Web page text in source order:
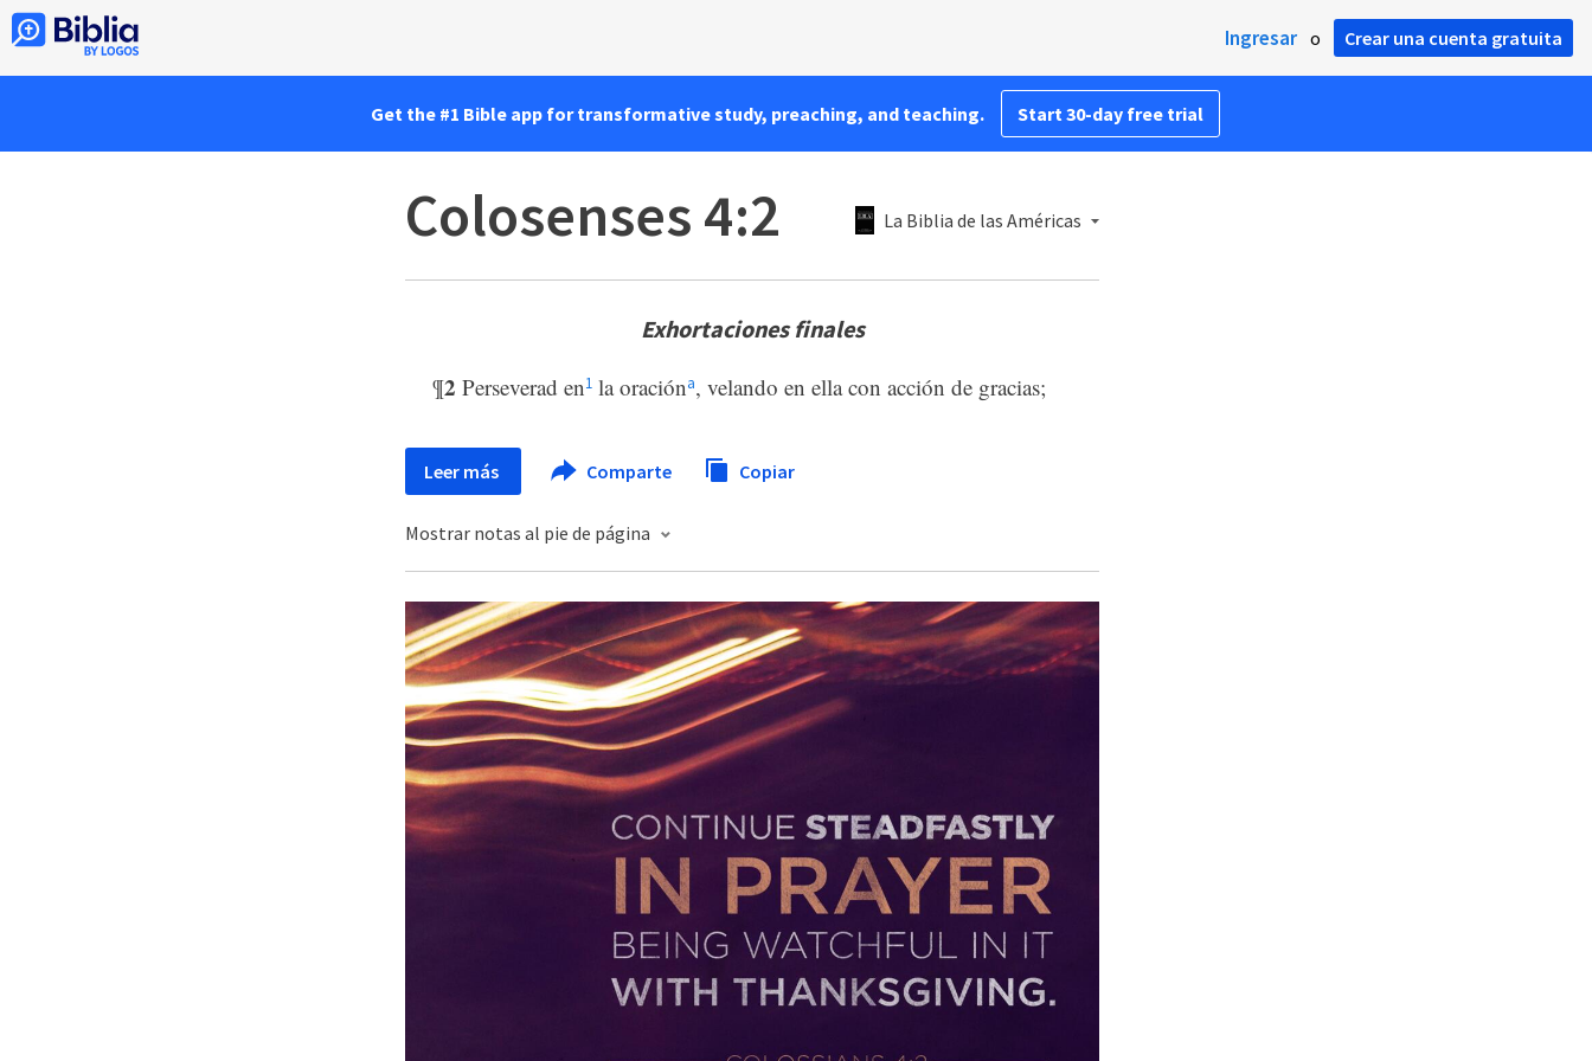
Ingresar o Crear una cuenta gratuita
Get the #1 Bible app for transformative study, preaching, and teaching. Start 30-day free trial
Colosenses 4:2 La Biblia de las Américas
Exhortaciones finales
¶2 Perseverad en1la oracióna, velando en ella con acción de gracias;
Leer más Comparte Copiar
Mostrar notas al pie de página